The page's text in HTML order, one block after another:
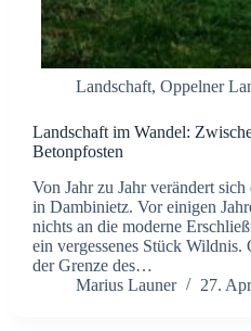
Landschaft, Oppelner
Landschaft im Wandel:
Betonpfosten
Von Jahr zu Jahr verändert
in Dambinietz. Vor einigen
nichts an die moderne
ein vergessenes Stück
der Grenze des…
Marius Launer
27.